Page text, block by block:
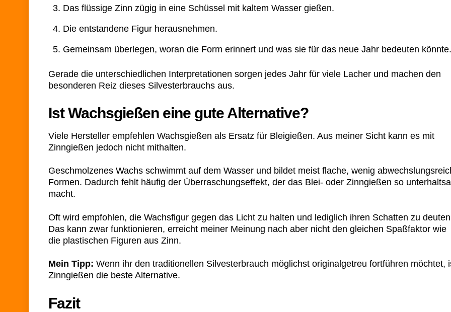
Das flüssige Zinn zügig in eine Schüssel mit kaltem Wasser gießen.
Die entstandene Figur herausnehmen.
Gemeinsam überlegen, woran die Form erinnert und was sie für das neue Jahr bedeuten könnte.
Gerade die unterschiedlichen Interpretationen sorgen jedes Jahr für viele Lacher und machen den
besonderen Reiz dieses Silvesterbrauchs aus.
Ist Wachsgießen eine gute Alternative?
Viele Hersteller empfehlen Wachsgießen als Ersatz für Bleigießen. Aus meiner Sicht kann es mit
Zinngießen jedoch nicht mithalten.
Geschmolzenes Wachs schwimmt auf dem Wasser und bildet meist flache, wenig
Formen. Dadurch fehlt häufig der Überraschungseffekt, der das Blei- oder Zinngießen so
macht.
Oft wird empfohlen, die Wachsfigur gegen das Licht zu halten und lediglich ihren Schatten zu
Das kann zwar funktionieren, erreicht meiner Meinung nach aber nicht den gleichen Spaßfaktor wie
die plastischen Figuren aus Zinn.
Mein Tipp: Wenn ihr den traditionellen Silvesterbrauch möglichst originalgetreu fortführen möchtet,
Zinngießen die beste Alternative.
Fazit